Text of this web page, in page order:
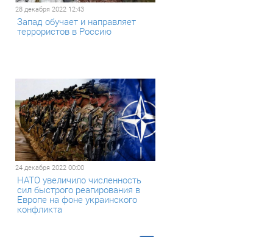
28 декабря 2022 12:43
Запад обучает и направляет
террористов в Россию
24 декабря 2022 00:00
НАТО увеличило численность
сил быстрого реагирования в
Европе на фоне украинского
конфликта